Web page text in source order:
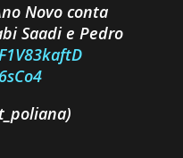
Novo conta
Saadi e Pedro